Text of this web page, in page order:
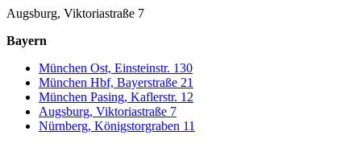
Augsburg, Viktoriastraße 7
Bayern
München Ost, Einsteinstr. 130
München Hbf, Bayerstraße 21
München Pasing, Kaflerstr. 12
Augsburg, Viktoriastraße 7
Nürnberg, Königstorgraben 11